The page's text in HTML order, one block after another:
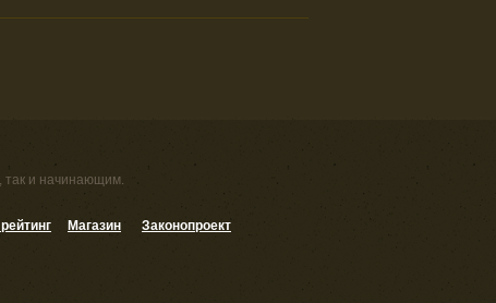
так и начинающим.
Магазин Законопроект